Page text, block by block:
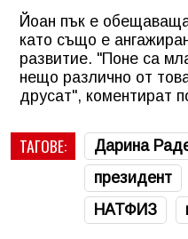
Йоан пък е
като също е
развитие. "Поне са
нещо различно от
друсат", коментират
ТАГОВЕ: Дарина
президент
НАТФИЗ